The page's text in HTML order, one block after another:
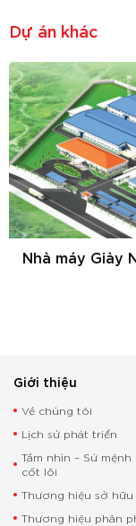
Dự án khác
Nhà máy Giày
Giới thiệu
Về chúng tôi
Lịch sử phát triển
Tầm nhìn – Sứ mệnh
cốt lõi
Thương hiệu sở hữu
Thương hiệu phân